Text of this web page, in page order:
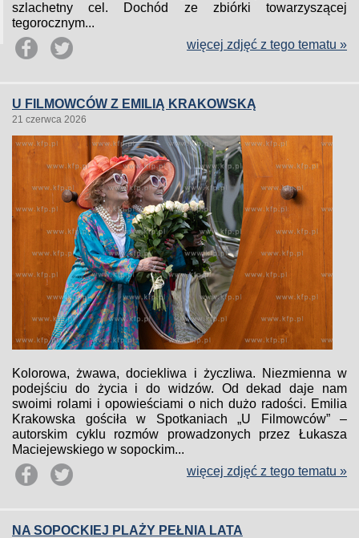
szlachetny cel. Dochód ze zbiórki towarzyszącej
tegorocznym...
więcej zdjęć z tego tematu »
U FILMOWCÓW Z EMILIĄ KRAKOWSKĄ
21 czerwca 2026
Kolorowa, żwawa, dociekliwa i życzliwa. Niezmienna w
podejściu do życia i do widzów. Od dekad daje nam
swoimi rolami i opowieściami o nich dużo radości. Emilia
Krakowska gościła w Spotkaniach „U Filmowców” –
autorskim cyklu rozmów prowadzonych przez Łukasza
Maciejewskiego w sopockim...
więcej zdjęć z tego tematu »
NA SOPOCKIEJ PLAŻY PEŁNIA LATA